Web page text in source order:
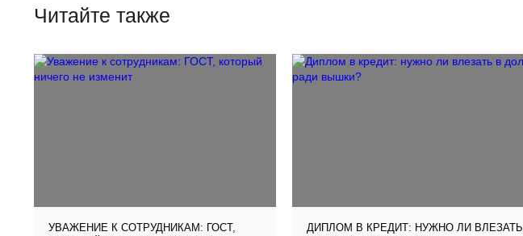
Читайте также
УВАЖЕНИЕ К СОТРУДНИКАМ: ГОСТ,
ДИПЛОМ В КРЕДИТ: НУЖНО ЛИ ВЛЕЗАТЬ